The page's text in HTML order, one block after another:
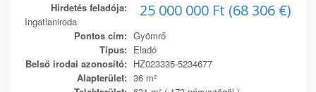
25 000 000 Ft (68 306 €)
Hirdetés feladója:
Ingatlaniroda
Pontos cím: Gyömrő
Típus: Eladó
Belső irodai azonosító: HZ023335-5234677
Alapterület: 36 m²